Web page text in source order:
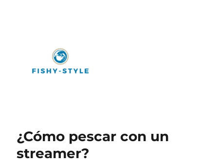
¿Cómo pescar con un
streamer?